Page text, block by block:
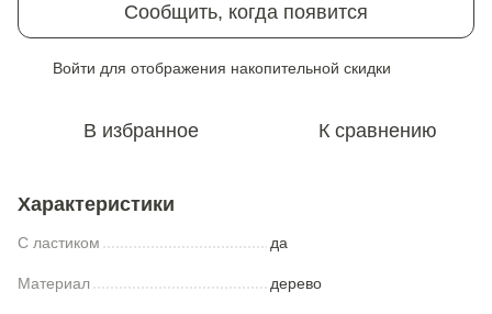
Сообщить, когда появится
Войти для отображения накопительной скидки
В избранное К сравнению
Характеристики
С ластиком да
Материал дерево